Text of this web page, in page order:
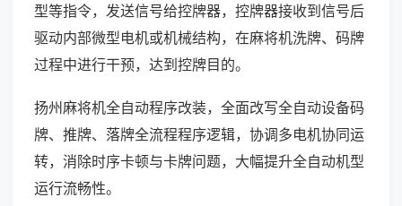
型等指令，发送信号给控牌器，控牌器接收到信号后
驱动内部微型电机或机械结构，在麻将机洗牌、码牌
过程中进行干预，达到控牌目的。
扬州麻将机全自动程序改装，全面改写全自动设备码
牌、推牌、落牌全流程程序逻辑，协调多电机协同运
转，消除时序卡顿与卡牌问题，大幅提升全自动机型
运行流畅性。